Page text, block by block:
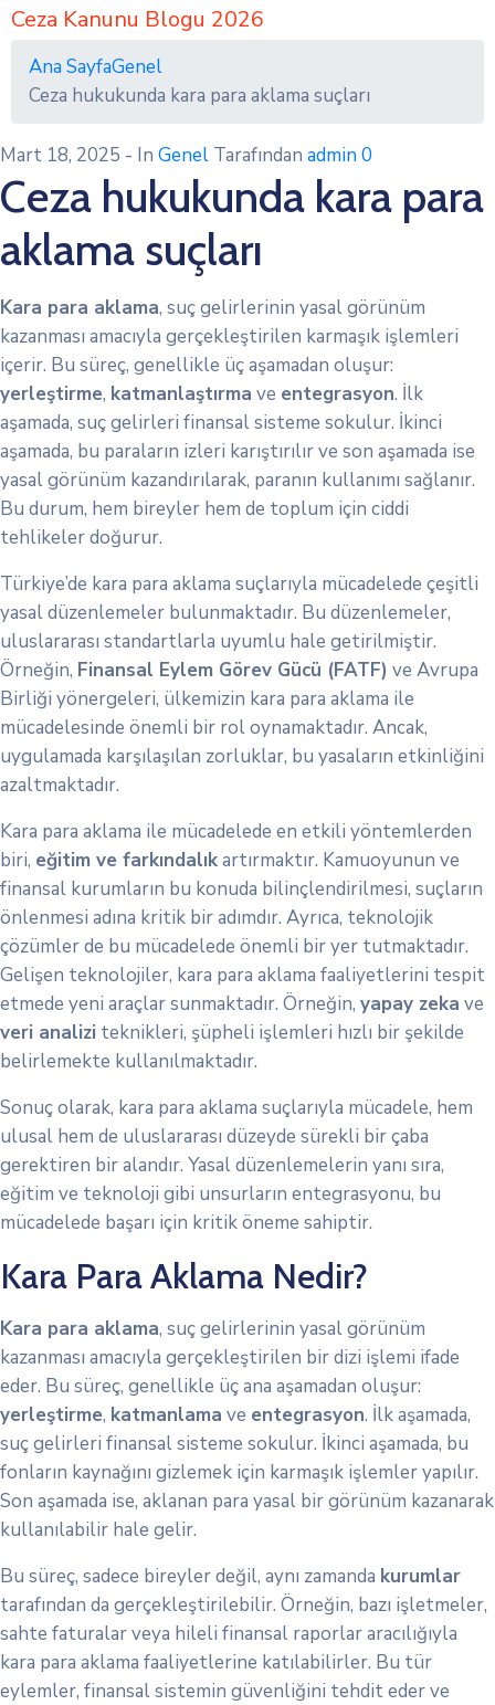
Ceza Kanunu Blogu 2026
Ana SayfaGenel
Ceza hukukunda kara para aklama suçları
Mart 18, 2025 - In Genel Tarafından admin0
Ceza hukukunda kara para
aklama suçları
Kara para aklama, suç gelirlerinin yasal görünüm
kazanması amacıyla gerçekleştirilen karmaşık işlemleri
içerir. Bu süreç, genellikle üç aşamadan oluşur:
yerleştirme, katmanlaştırma ve entegrasyon. İlk
aşamada, suç gelirleri finansal sisteme sokulur. İkinci
aşamada, bu paraların izleri karıştırılır ve son aşamada ise
yasal görünüm kazandırılarak, paranın kullanımı sağlanır.
Bu durum, hem bireyler hem de toplum için ciddi
tehlikeler doğurur.
Türkiye’de kara para aklama suçlarıyla mücadelede çeşitli
yasal düzenlemeler bulunmaktadır. Bu düzenlemeler,
uluslararası standartlarla uyumlu hale getirilmiştir.
Örneğin, Finansal Eylem Görev Gücü (FATF) ve Avrupa
Birliği yönergeleri, ülkemizin kara para aklama ile
mücadelesinde önemli bir rol oynamaktadır. Ancak,
uygulamada karşılaşılan zorluklar, bu yasaların etkinliğini
azaltmaktadır.
Kara para aklama ile mücadelede en etkili yöntemlerden
biri, eğitim ve farkındalıkartırmaktır. Kamuoyunun ve
finansal kurumların bu konuda bilinçlendirilmesi, suçların
önlenmesi adına kritik bir adımdır. Ayrıca, teknolojik
çözümler de bu mücadelede önemli bir yer tutmaktadır.
Gelişen teknolojiler, kara para aklama faaliyetlerini tespit
etmede yeni araçlar sunmaktadır. Örneğin, yapay zeka ve
veri analizi teknikleri, şüpheli işlemleri hızlı bir şekilde
belirlemekte kullanılmaktadır.
Sonuç olarak, kara para aklama suçlarıyla mücadele, hem
ulusal hem de uluslararası düzeyde sürekli bir çaba
gerektiren bir alandır. Yasal düzenlemelerin yanı sıra,
eğitim ve teknoloji gibi unsurların entegrasyonu, bu
mücadelede başarı için kritik öneme sahiptir.
Kara Para Aklama Nedir?
Kara para aklama, suç gelirlerinin yasal görünüm
kazanması amacıyla gerçekleştirilen bir dizi işlemi ifade
eder. Bu süreç, genellikle üç ana aşamadan oluşur:
yerleştirme, katmanlama ve entegrasyon. İlk aşamada,
suç gelirleri finansal sisteme sokulur. İkinci aşamada, bu
fonların kaynağını gizlemek için karmaşık işlemler yapılır.
Son aşamada ise, aklanan para yasal bir görünüm kazanarak
kullanılabilir hale gelir.
Bu süreç, sadece bireyler değil, aynı zamanda kurumlar
tarafından da gerçekleştirilebilir. Örneğin, bazı işletmeler,
sahte faturalar veya hileli finansal raporlar aracılığıyla
kara para aklama faaliyetlerine katılabilirler. Bu tür
eylemler, finansal sistemin güvenliğini tehdit eder ve